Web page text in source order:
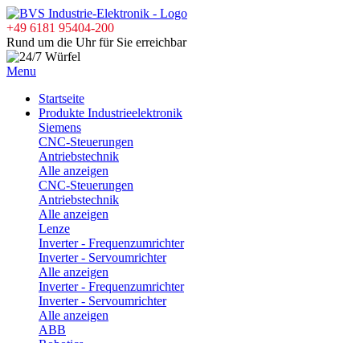
+49 6181 95404-200
Rund um die Uhr für Sie erreichbar
Menu
Startseite
Produkte Industrieelektronik
Siemens
CNC-Steuerungen
Antriebstechnik
Alle anzeigen
CNC-Steuerungen
Antriebstechnik
Alle anzeigen
Lenze
Inverter - Frequenzumrichter
Inverter - Servoumrichter
Alle anzeigen
Inverter - Frequenzumrichter
Inverter - Servoumrichter
Alle anzeigen
ABB